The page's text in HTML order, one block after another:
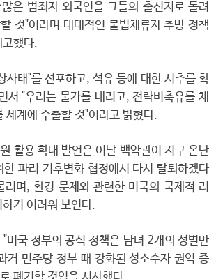
은 범죄자 외국인을 그들의 출신지로 돌려
것"이라며 대대적인 불법체류자 추방 정책
했다.
사태"를 선포하고, 석유 등에 대한 시추를 확
서 "우리는 물가를 내리고, 전략비축유를 채
세계에 수출할 것"이라고 밝혔다.
활용 확대 발언은 이날 백악관이 지구 온난
파리 기후변화 협정에서 다시 탈퇴하겠다
리며, 환경 문제와 관련한 미국의 국제적 리
기 어려워 보인다.
미국 정부의 공식 정책은 남녀 2개의 성별만
거 민주당 정부 때 강화된 성소수자 권익 증